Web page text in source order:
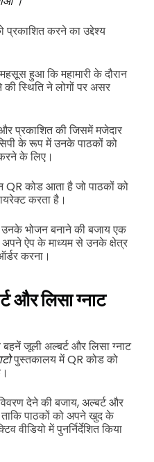
करने का उद्देश्य
हुआ कि महामारी के दौरान
की स्थिति ने लोगों पर असर
प्रकाशित की जिसमें मजेदार
के रूप में उनके पाठकों को
के लिए।
QR कोड आता है जो पाठकों को
करता है।
भोजन बनाने की बजाय एक
अपने ऐप के माध्यम से उनके क्षेत्र
करना।
और लिसा ग्नाट
जूली अल्बर्ट और लिसा ग्नाट
पुस्तकालय में QR कोड को
देने की बजाय, अल्बर्ट और
ताकि पाठकों को अपने खुद के
वीडियो में पुनर्निर्देशित किया